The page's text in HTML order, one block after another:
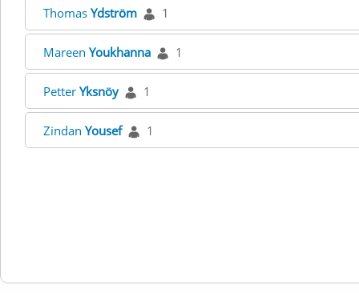
Thomas Ydström 1
Mareen Youkhanna 1
Petter Yksnöy 1
Zindan Yousef 1